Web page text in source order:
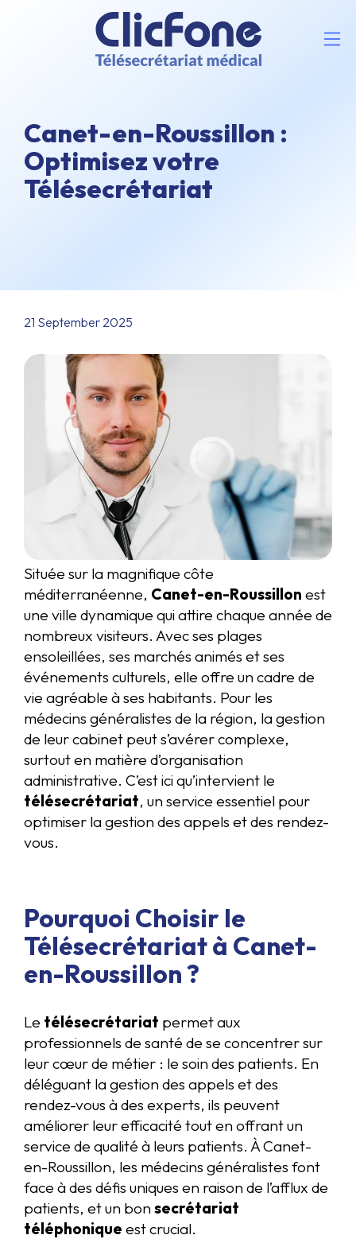
Canet-en-Roussillon :
Optimisez votre
Télésecrétariat
21 September 2025
Située sur la magnifique côte
méditerranéenne, Canet-en-Roussillon est
une ville dynamique qui attire chaque année de
nombreux visiteurs. Avec ses plages
ensoleillées, ses marchés animés et ses
événements culturels, elle offre un cadre de
vie agréable à ses habitants. Pour les
médecins généralistes de la région, la gestion
de leur cabinet peut s’avérer complexe,
surtout en matière d’organisation
administrative. C’est ici qu’intervient le
télésecrétariat, un service essentiel pour
optimiser la gestion des appels et des rendez-
vous.
Pourquoi Choisir le
Télésecrétariat à Canet-
en-Roussillon ?
Le télésecrétariat permet aux
professionnels de santé de se concentrer sur
leur cœur de métier : le soin des patients. En
déléguant la gestion des appels et des
rendez-vous à des experts, ils peuvent
améliorer leur efficacité tout en offrant un
service de qualité à leurs patients. À Canet-
en-Roussillon, les médecins généralistes font
face à des défis uniques en raison de l’afflux de
patients, et un bonsecrétariat
téléphonique est crucial.